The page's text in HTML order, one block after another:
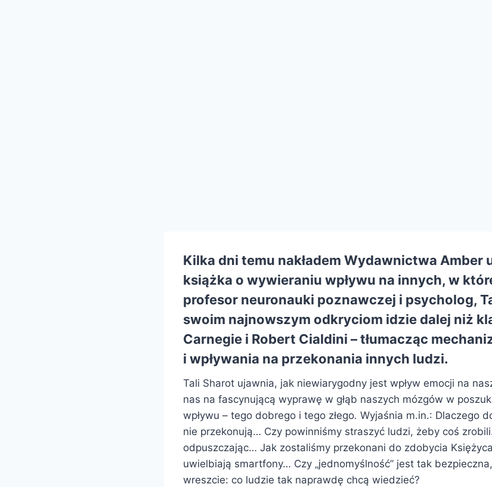
Kilka dni temu nakładem Wydawnictwa Amber
książka o wywieraniu wpływu na innych, w
profesor neuronauki poznawczej i psycholog,
swoim najnowszym odkryciom idzie dalej niż
Carnegie i Robert Cialdini – tłumacząc
i wpływania na przekonania innych ludzi.
Tali Sharot ujawnia, jak niewiarygodny jest wpływ emocji na
nas na fascynującą wyprawę w głąb naszych mózgów w
wpływu – tego dobrego i tego złego. Wyjaśnia m.in.: Dlaczego
nie przekonują… Czy powinniśmy straszyć ludzi, żeby coś
odpuszczając… Jak zostaliśmy przekonani do zdobycia
uwielbiają smartfony… Czy „jednomyślność” jest tak
wreszcie: co ludzie tak naprawdę chcą wiedzieć?